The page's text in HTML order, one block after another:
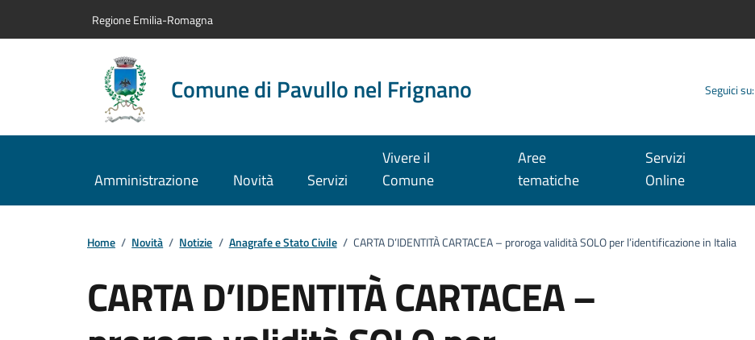
Regione Emilia-Romagna
Comune di Pavullo nel Frignano Seguici su:
Amministrazione Novità Servizi
Vivere il
Comune
Aree
tematiche
Servizi
Online
Home / Novità / Notizie / Anagrafe e Stato Civile / CARTA D’IDENTITÀ CARTACEA – proroga validità SOLO per l’identificazione in Italia
CARTA D’IDENTITÀ CARTACEA –